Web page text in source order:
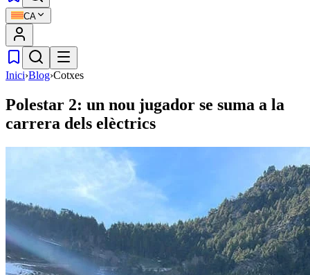
CA
Inici›Blog›Cotxes
Polestar 2: un nou jugador se suma a la
carrera dels elèctrics